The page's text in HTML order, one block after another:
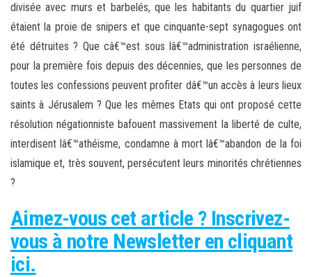
divisée avec murs et barbelés, que les habitants du quartier juif
étaient la proie de snipers et que cinquante-sept synagogues ont
été détruites ? Que câ€™est sous lâ€™administration israélienne,
pour la première fois depuis des décennies, que les personnes de
toutes les confessions peuvent profiter dâ€™un accès à leurs lieux
saints à Jérusalem ? Que les mêmes Etats qui ont proposé cette
résolution négationniste bafouent massivement la liberté de culte,
interdisent lâ€™athéisme, condamne à mort lâ€™abandon de la foi
islamique et, très souvent, persécutent leurs minorités chrétiennes
?
Aimez-vous cet article ? Inscrivez-
vous à notre Newsletter en cliquant
ici.